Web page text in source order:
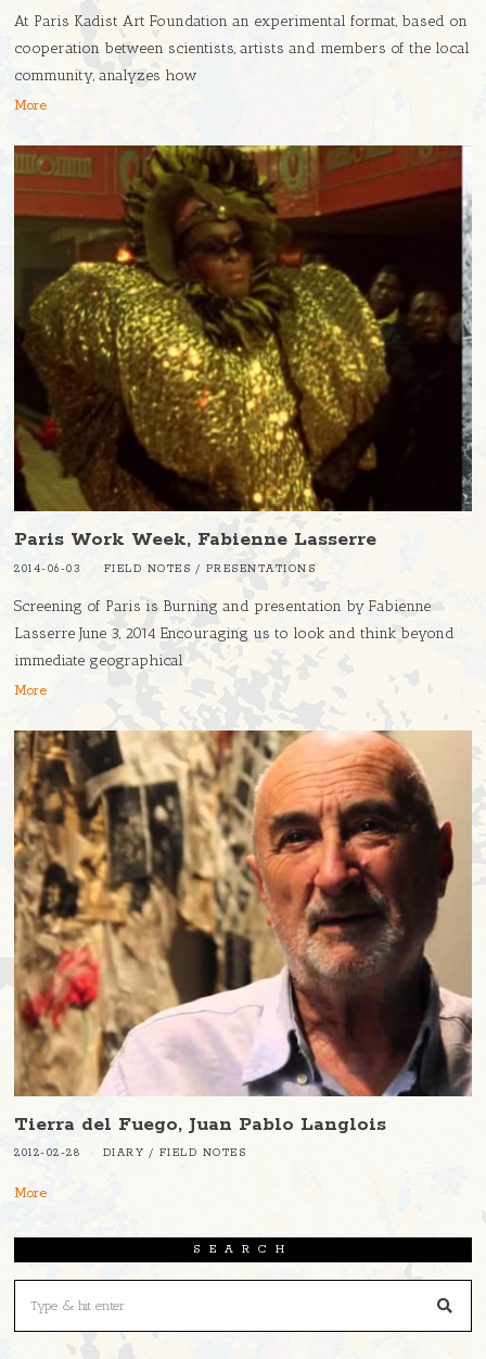
At Paris Kadist Art Foundation an experimental format, based on
cooperation between scientists, artists and members of the local
community, analyzes how
More
Paris Work Week, Fabienne Lasserre
2014-06-03 FIELD NOTES / PRESENTATIONS
Screening of Paris is Burning and presentation by Fabienne
Lasserre June 3, 2014 Encouraging us to look and think beyond
immediate geographical
More
Tierra del Fuego, Juan Pablo Langlois
2012-02-28 DIARY / FIELD NOTES
More
SEARCH